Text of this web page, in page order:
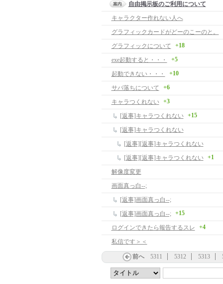
自由掲示板のご利用について
キャラクター作れない人へ
グラフィックカードがどーのこーのと。
グラフィックについて +18
exe起動すると・・・ +5
起動できない・・・ +10
サバ落ちについて +6
キャラつくれない +3
[返事]キャラつくれない +15
[返事]キャラつくれない
[返事][返事]キャラつくれない
[返事][返事]キャラつくれない
+1
解像度変更
画面真っ白--;
[返事]画面真っ白--;
[返事]画面真っ白--;
+15
ログインできたら報告するスレ +4
私信です＞＜
前へ 5311 5312 5313